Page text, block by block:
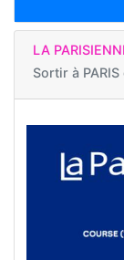
LA
Sortir à